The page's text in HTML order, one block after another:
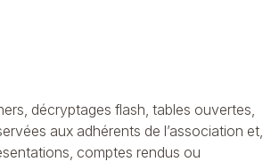
décryptages flash, tables ouvertes,
aux adhérents de l’association et,
comptes rendus ou